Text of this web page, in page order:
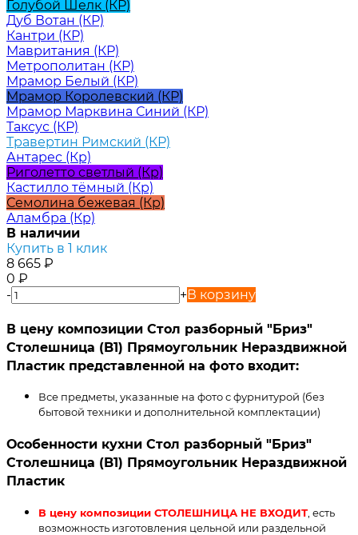
Голубой Шелк (КР)
Дуб Вотан (КР)
Кантри (КР)
Мавритания (КР)
Метрополитан (КР)
Мрамор Белый (КР)
Мрамор Королевский (КР)
Мрамор Марквина Синий (КР)
Таксус (КР)
Травертин Римский (КР)
Антарес (Кр)
Риголетто светлый (Кр)
Кастилло тёмный (Кр)
Семолина бежевая (Кр)
Аламбра (Кр)
В наличии
Купить в 1 клик
8 665 ₽
0 ₽
-
+В корзину
В цену композиции Стол разборный "Бриз"
Столешница (B1) Прямоугольник Нераздвижной
Пластик представленной на фото входит:
Все предметы, указанные на фото с фурнитурой (без
бытовой техники и дополнительной комплектации)
Особенности кухни Стол разборный "Бриз"
Столешница (B1) Прямоугольник Нераздвижной
Пластик
В цену композиции СТОЛЕШНИЦА НЕ ВХОДИТ, есть
возможность изготовления цельной или раздельной